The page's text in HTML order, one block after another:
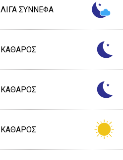
ΛΙΓΑ ΣΥΝΝΕΦΑ
ΚΑΘΑΡΟΣ
ΚΑΘΑΡΟΣ
ΚΑΘΑΡΟΣ